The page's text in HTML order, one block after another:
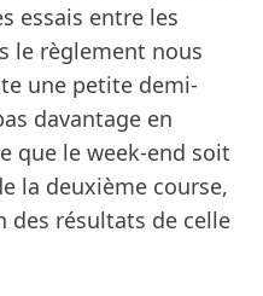
essais entre les
le règlement nous
une petite demi-
davantage en
que le week-end soit
la deuxième course,
des résultats de celle